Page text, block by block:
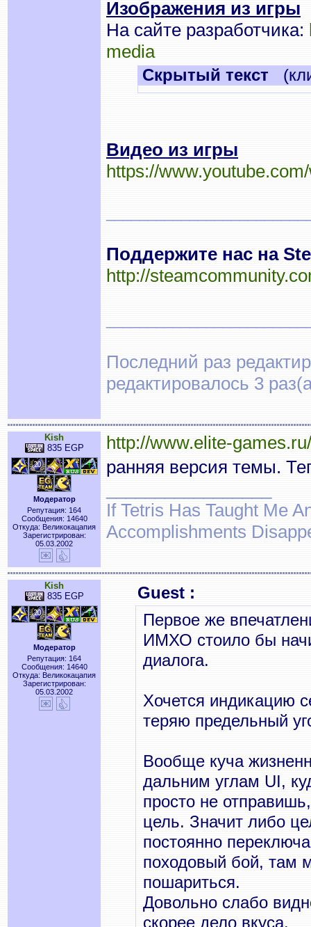
Изображения из игры
На сайте разработчика:
media
Cкрытый текст
Видео из игры
https://
Поддержите нас на
http://
Последний раз
редактировалось 3
Kish
835 EGP
Модератор
Репутация: 164
Сообщения: 14640
Откуда: Великокацапия
Зарегистрирован:
05.03.2002
http://www.elite-
ранняя версия темы.
If Tetris Has Taught Me
Accomplishments
Kish
835 EGP
Модератор
Репутация: 164
Сообщения: 14640
Откуда: Великокацапия
Зарегистрирован:
05.03.2002
Guest :
Первое же
ИМХО стоило бы
диалога.
Хочется индикацию
теряю предельный
Вообще куча
дальним углам UI,
просто не
цель. Значит либо
постоянно
походовый бой, там
пошариться.
Довольно слабо
скорее дело вкуса.